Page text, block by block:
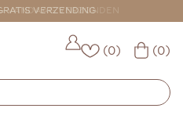
VANDAAG VERZONDEN
(0) (0)